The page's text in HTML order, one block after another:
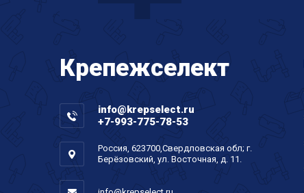
Крепежселект
info@krepselect.ru
+7-993-775-78-53
Россия, 623700,Свердловская обл; г.
Берёзовский, ул. Восточная, д. 11.